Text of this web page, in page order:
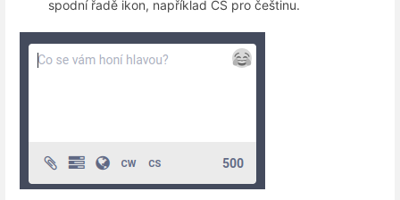
spodní řadě ikon, například CS pro češtinu.